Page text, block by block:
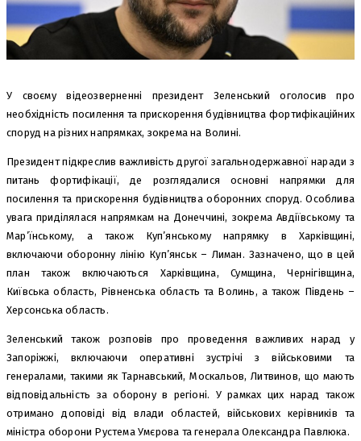
У своєму відеозверненні президент Зеленський оголосив про
необхідність посилення та прискорення будівництва фортифікаційних
споруд на різних напрямках, зокрема на Волині.
Президент підкреслив важливість другої загальнодержавної наради з
питань фортифікації, де розглядалися основні напрямки для
посилення та прискорення будівництва оборонних споруд. Особлива
увага приділялася напрямкам на Донеччині, зокрема Авдіївському та
Мар’їнському, а також Куп’янському напрямку в Харківщині,
включаючи оборонну лінію Куп’янськ – Лиман. Зазначено, що в цей
план також включаються Харківщина, Сумщина, Чернігівщина,
Київська область, Рівненська область та Волинь, а також Південь –
Херсонська область.
Зеленський також розповів про проведення важливих нарад у
Запоріжжі, включаючи оперативні зустрічі з військовими та
генералами, такими як Тарнавський, Москальов, Литвинов, що мають
відповідальність за оборону в регіоні. У рамках цих нарад також
отримано доповіді від влади областей, військових керівників та
міністра оборони Рустема Умєрова та генерала Олександра Павлюка.